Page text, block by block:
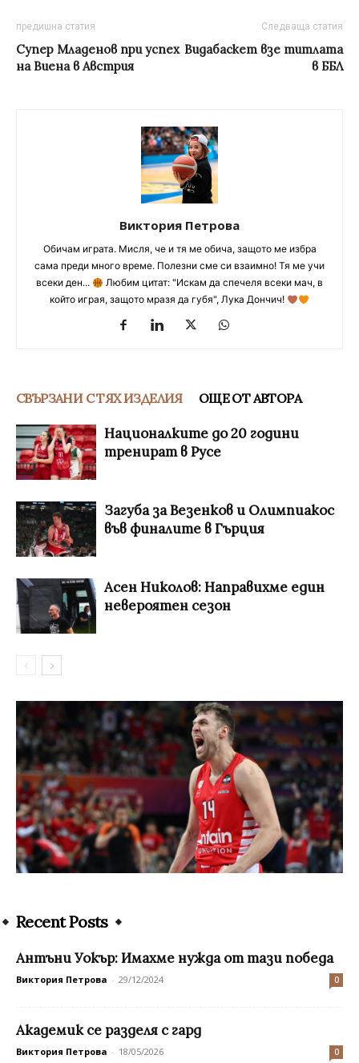
предишна статия
Супер Младенов при успех
на Виена в Австрия
Следваща статия
Видабаскет взе титлата
в ББЛ
Виктория Петрова
Обичам играта. Мисля, че и тя ме обича, защото ме избра
сама преди много време. Полезни сме си взаимно! Тя ме учи
всеки ден...
Любим цитат: "Искам да спечеля всеки мач, в
който играя, защото мразя да губя", Лука Дончич!
СВЪРЗАНИ С ТЯХ ИЗДЕЛИЯ ОЩЕ ОТ АВТОРА
Националките до 20 години
тренират в Русе
Загуба за Везенков и Олимпиакос
във финалите в Гърция
Асен Николов: Направихме един
невероятен сезон
Recent Posts
Антъни Уокър: Имахме нужда от тази победа
Виктория Петрова - 29/12/2024 0
Академик се разделя с гард
Виктория Петрова - 18/05/2026 0